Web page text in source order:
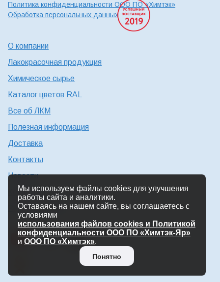
Политика конфиденциальности ООО ПО «Химтэк»
Обработка персональных данных
О компании
Лакокрасочная продукция
Химическое сырье
Каталог цветов RAL
Все об ЛКМ
Полезная информация
Доставка
Контакты
Новости
Консультация технолога
Работа в Химтэк
Мы используем файлы cookies для улучшения
работы сайта и аналитики.
Оставаясь на нашем сайте, вы соглашаетесь с
условиями
использования файлов cookies и Политикой
конфиденциальности ООО ПО «Химтэк-Яр»
и ООО ПО «Химтэк».
Понятно